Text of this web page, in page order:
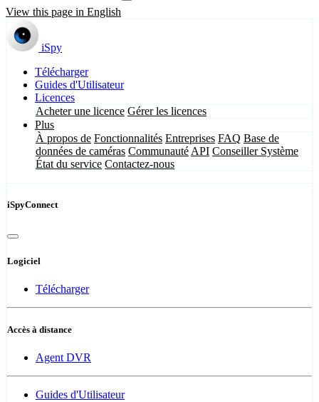
View this page in English
iSpy
Télécharger
Guides d'Utilisateur
Licences
Acheter une licence Gérer les licences
Plus
À propos de Fonctionnalités Entreprises FAQ Base de
données de caméras Communauté API Conseiller Système
État du service Contactez-nous
iSpyConnect
Logiciel
Télécharger
Accès à distance
Agent DVR
Guides d'Utilisateur